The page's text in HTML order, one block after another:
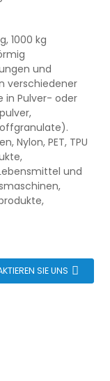
1000 kg
und
verschiedener
in Pulver- oder
Nylon, PET, TPU
und
SIE UNS